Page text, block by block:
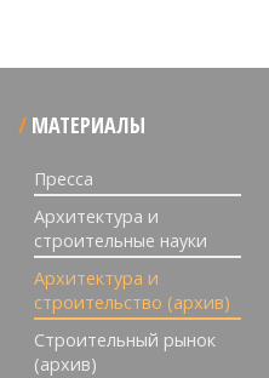
МАТЕРИАЛЫ
Пресса
Архитектура и
строительные науки
Архитектура и
строительство (архив)
Строительный рынок
(архив)